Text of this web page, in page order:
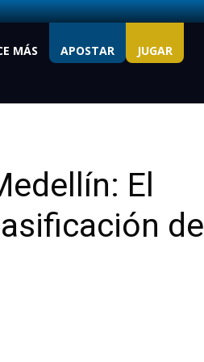
MÁS APOSTAR JUGAR
El
del